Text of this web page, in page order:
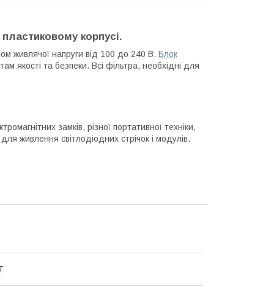
корпусі.
живлячої напруги від 100 до 240 В. Блок
якості та безпеки. Всі фільтра, необхідні для
замків, різної портативної техніки,
живлення світлодіодних стрічок і модулів.